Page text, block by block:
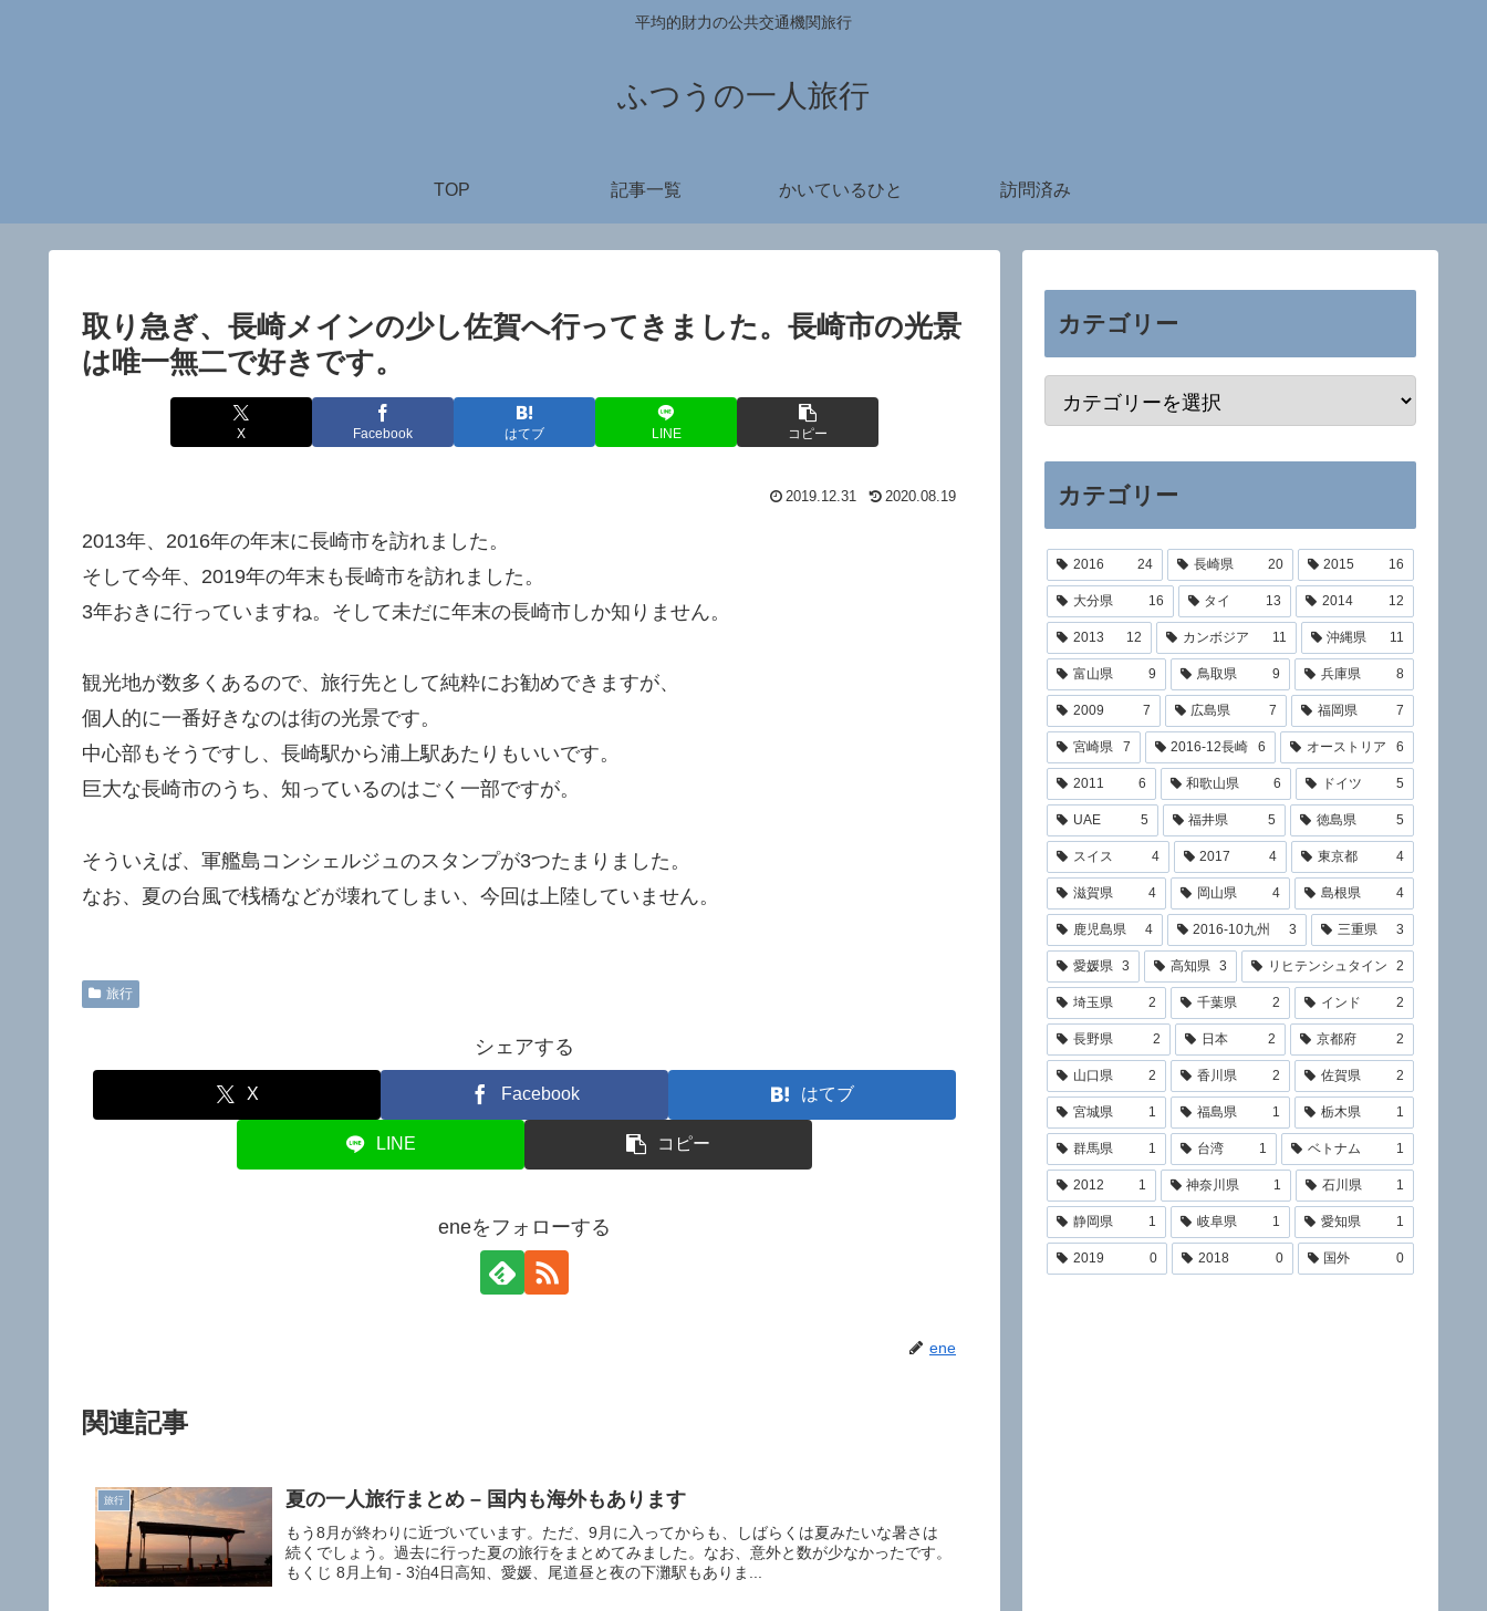
平均的財力の公共交通機関旅行
ふつうの一人旅行
TOP 記事一覧 かいているひと 訪問済み
取り急ぎ、長崎メインの少し佐賀へ行ってきました。長崎市の光景
は唯一無二で好きです。
X Facebook はてブ LINE コピー
2019.12.31 2020.08.19
2013年、2016年の年末に長崎市を訪れました。
そして今年、2019年の年末も長崎市を訪れました。
3年おきに行っていますね。そして未だに年末の長崎市しか知りません。
観光地が数多くあるので、旅行先として純粋にお勧めできますが、
個人的に一番好きなのは街の光景です。
中心部もそうですし、長崎駅から浦上駅あたりもいいです。
巨大な長崎市のうち、知っているのはごく一部ですが。
そういえば、軍艦島コンシェルジュのスタンプが3つたまりました。
なお、夏の台風で桟橋などが壊れてしまい、今回は上陸していません。
旅行
シェアする
X Facebook はてブ
LINE コピー
eneをフォローする
ene
関連記事
旅行 夏の一人旅行まとめ – 国内も海外もあります
もう8月が終わりに近づいています。ただ、9月に入ってからも、しばらくは夏みたいな暑さは
続くでしょう。過去に行った夏の旅行をまとめてみました。なお、意外と数が少なかったです。
もくじ 8月上旬 - 3泊4日高知、愛媛、尾道昼と夜の下灘駅もありま...
カテゴリー
カテゴリー
2016 24 長崎県 20 2015 16
大分県 16 タイ 13 2014 12
2013 12 カンボジア 11 沖縄県 11
富山県 9 鳥取県 9 兵庫県 8
2009 7 広島県 7 福岡県 7
宮崎県 7 2016-12長崎 6 オーストリア 6
2011 6 和歌山県 6 ドイツ 5
UAE 5 福井県 5 徳島県 5
スイス 4 2017 4 東京都 4
滋賀県 4 岡山県 4 島根県 4
鹿児島県 4 2016-10九州 3 三重県 3
愛媛県 3 高知県 3 リヒテンシュタイン 2
埼玉県 2 千葉県 2 インド 2
長野県 2 日本 2 京都府 2
山口県 2 香川県 2 佐賀県 2
宮城県 1 福島県 1 栃木県 1
群馬県 1 台湾 1 ベトナム 1
2012 1 神奈川県 1 石川県 1
静岡県 1 岐阜県 1 愛知県 1
2019 0 2018 0 国外 0